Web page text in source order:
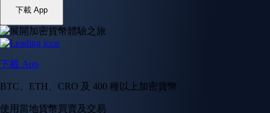
下載 App
下載 App
BTC、ETH、CRO 及 400 種以上加密貨幣
使用當地貨幣買賣及交易